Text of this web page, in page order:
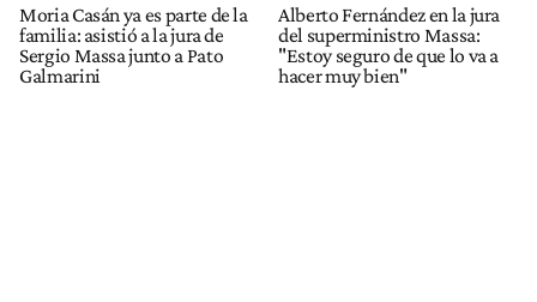
Moria Casán ya es parte de la
familia: asistió a la jura de
Sergio Massa junto a Pato
Galmarini
Alberto Fernández en la jura
del superministro Massa:
"Estoy seguro de que lo va a
hacer muy bien"